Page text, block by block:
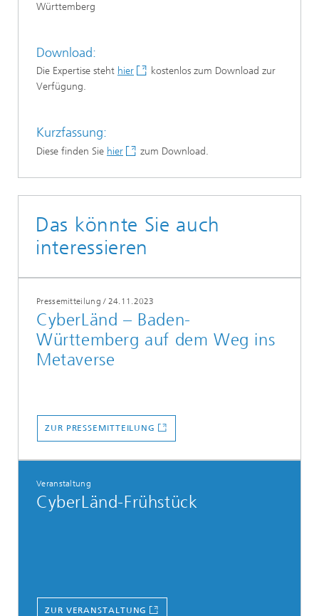
Württemberg
Download:
Die Expertise steht hier
kostenlos zum Download zur
Verfügung.
Kurzfassung:
Diese finden Sie hier zum Download.
Das könnte Sie auch
interessieren
Pressemitteilung / 24.11.2023
CyberLänd – Baden-
Württemberg auf dem Weg ins
Metaverse
ZUR PRESSEMITTEILUNG
Veranstaltung
CyberLänd-Frühstück
ZUR VERANSTALTUNG